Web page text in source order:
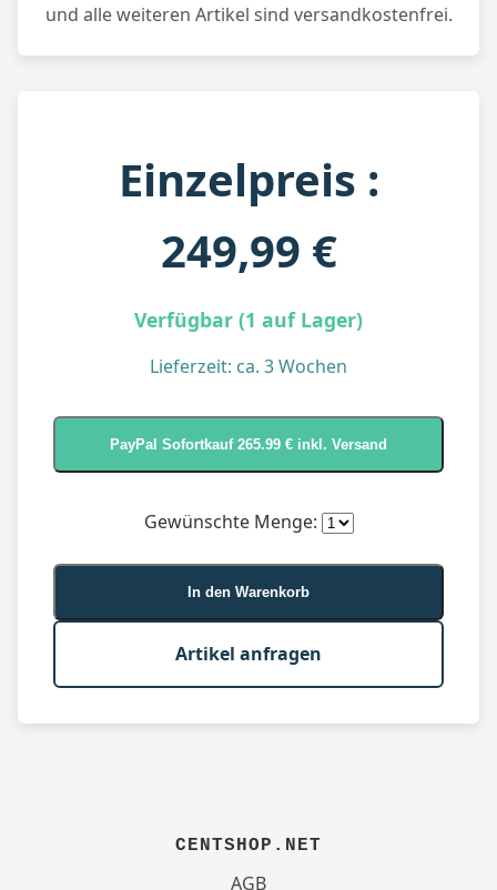
und alle weiteren Artikel sind versandkostenfrei.
Einzelpreis :
249,99 €
Verfügbar (1 auf Lager)
Lieferzeit: ca. 3 Wochen
Gewünschte Menge:
In den Warenkorb
Artikel anfragen
CENTSHOP.NET
AGB